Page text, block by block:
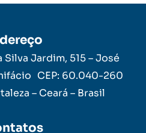
Silva Jardim, 515 – José
CEP: 60.040-260
– Ceará – Brasil